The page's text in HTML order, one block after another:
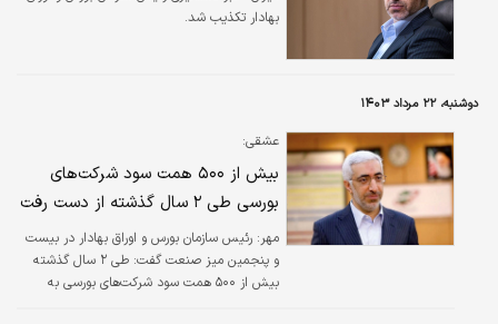
بهادار تکذیب شد.
دوشنبه، ۲۲ مرداد ۱۴۰۳
عشقی:
بیش از ۵۰۰ همت سود شرکت‌های
بورسی طی ۲ سال گذشته از دست رفت
مهر: رئیس سازمان بورس و اوراق بهادار در بیست
و پنجمین میز صنعت گفت: طی ۲ سال گذشته
بیش از ۵۰۰ همت سود شرکت‌های بورسی به